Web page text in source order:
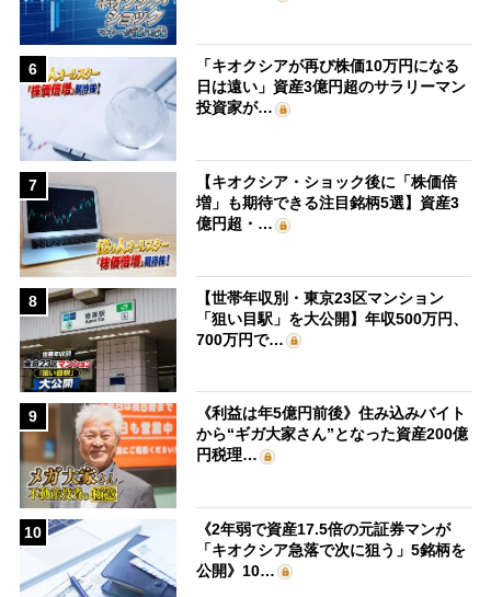
6
「キオクシアが再び株価10万円になる
日は遠い」資産3億円超のサラリーマン
投資家が…
7
【キオクシア・ショック後に「株価倍
増」も期待できる注目銘柄5選】資産3
億円超・…
8
【世帯年収別・東京23区マンション
「狙い目駅」を大公開】年収500万円、
700万円で…
9
《利益は年5億円前後》住み込みバイト
から“ギガ大家さん”となった資産200億
円税理…
10
《2年弱で資産17.5倍の元証券マンが
「キオクシア急落で次に狙う」5銘柄を
公開》10…